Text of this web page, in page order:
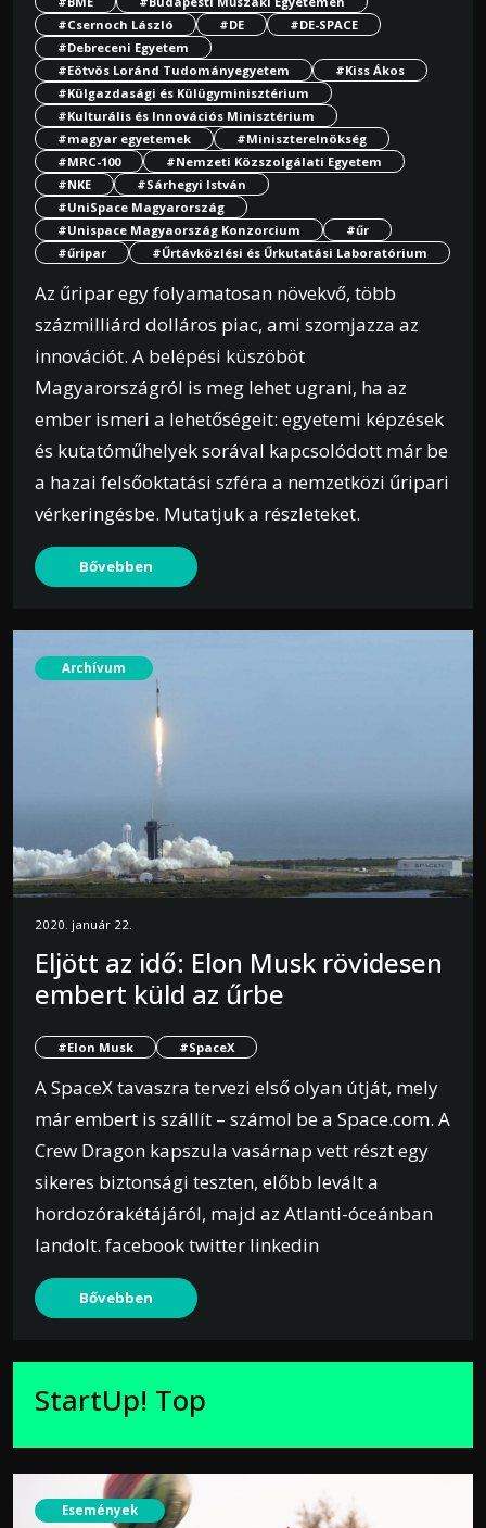
#Csernoch László
#DE
#DE-SPACE
#Debreceni Egyetem
#Eötvös Loránd Tudományegyetem
#Kiss Ákos
#Külgazdasági és Külügyminisztérium
#Kulturális és Innovációs Minisztérium
#magyar egyetemek
#Miniszterelnökség
#MRC-100
#Nemzeti Közszolgálati Egyetem
#NKE
#Sárhegyi István
#UniSpace Magyarország
#Unispace Magyaország Konzorcium
#űr
#űripar
#Űrtávközlési és Űrkutatási Laboratórium
Az űripar egy folyamatosan növekvő, több
százmilliárd dolláros piac, ami szomjazza az
innovációt. A belépési küszöböt
Magyarországról is meg lehet ugrani, ha az
ember ismeri a lehetőségeit: egyetemi képzések
és kutatóműhelyek sorával kapcsolódott már be
a hazai felsőoktatási szféra a nemzetközi űripari
vérkeringésbe. Mutatjuk a részleteket.
Bővebben
Archívum
2020. január 22.
Eljött az idő: Elon Musk rövidesen
embert küld az űrbe
#Elon Musk #SpaceX
A SpaceX tavaszra tervezi első olyan útját, mely
már embert is szállít – számol be a Space.com. A
Crew Dragon kapszula vasárnap vett részt egy
sikeres biztonsági teszten, előbb levált a
hordozórakétájáról, majd az Atlanti-óceánban
landolt. facebook twitter linkedin
Bővebben
StartUp! Top
Események